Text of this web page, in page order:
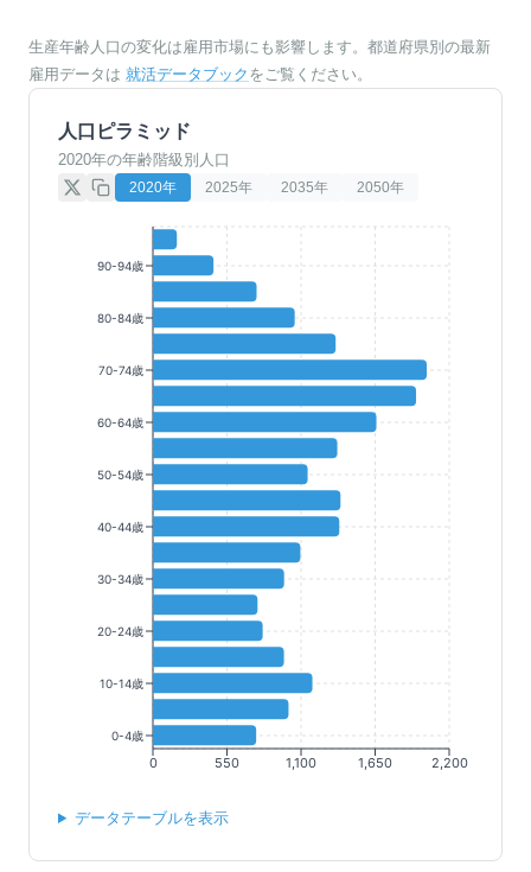
生産年齢人口の変化は雇用市場にも影響します。都道府県別の最新
雇用データは 就活データブック をご覧ください。
人口ピラミッド
2020年の年齢階級別人口
2020年 2025年 2035年 2050年
0 550 1,100 1,650 2,200
90-94歳
80-84歳
70-74歳
60-64歳
50-54歳
40-44歳
30-34歳
20-24歳
10-14歳
0-4歳
データテーブルを表示